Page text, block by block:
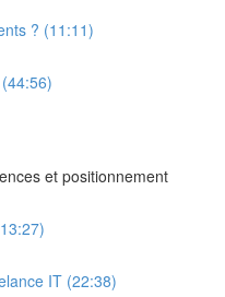
? (11:11)
et positionnement
IT (22:38)